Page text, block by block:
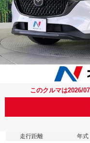
このクルマは2026/
走行距離 年式